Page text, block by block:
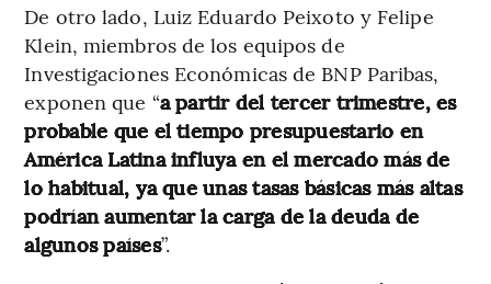
De otro lado, Luiz Eduardo Peixoto y Felipe
Klein, miembros de los equipos de
Investigaciones Económicas de BNP Paribas,
exponen que “a partir del tercer trimestre, es
probable que el tiempo presupuestario en
América Latina influya en el mercado más de
lo habitual, ya que unas tasas básicas más altas
podrían aumentar la carga de la deuda de
algunos países”.